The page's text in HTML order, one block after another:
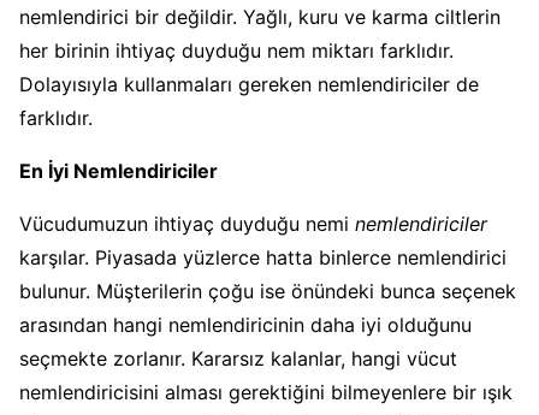
nemlendirici bir değildir. Yağlı, kuru ve karma ciltlerin
her birinin ihtiyaç duyduğu nem miktarı farklıdır.
Dolayısıyla kullanmaları gereken nemlendiriciler de
farklıdır.
En İyi Nemlendiriciler
Vücudumuzun ihtiyaç duyduğu nemi nemlendiriciler
karşılar. Piyasada yüzlerce hatta binlerce nemlendirici
bulunur. Müşterilerin çoğu ise önündeki bunca seçenek
arasından hangi nemlendiricinin daha iyi olduğunu
seçmekte zorlanır. Kararsız kalanlar, hangi vücut
nemlendiricisini alması gerektiğini bilmeyenlere bir ışık